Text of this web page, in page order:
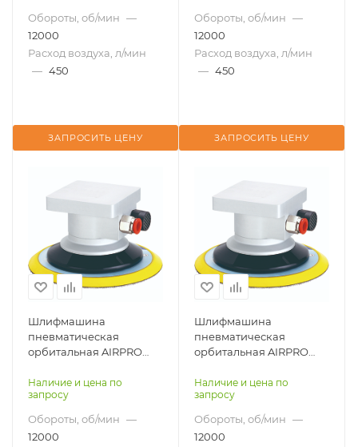
Обороты, об/мин —
12000
Расход воздуха, л/мин
— 450
ЗАПРОСИТЬ ЦЕНУ
Обороты, об/мин —
12000
Расход воздуха, л/мин
— 450
ЗАПРОСИТЬ ЦЕНУ
Шлифмашина
пневматическая
орбитальная AIRPRO
Наличие и цена по
запросу
Обороты, об/мин —
12000
Шлифмашина
пневматическая
орбитальная AIRPRO
Наличие и цена по
запросу
Обороты, об/мин —
12000